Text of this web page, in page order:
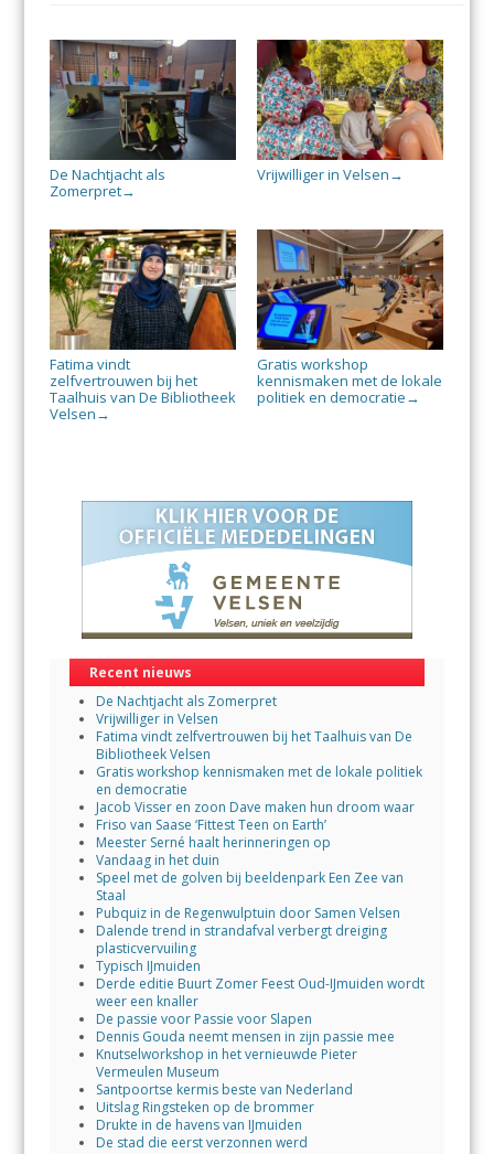
De Nachtjacht als
Zomerpret→
Vrijwilliger in Velsen →
Fatima vindt
zelfvertrouwen bij het
Taalhuis van De Bibliotheek
Velsen →
Gratis workshop
kennismaken met de lokale
politiek en democratie →
Recent nieuws
De Nachtjacht als Zomerpret
Vrijwilliger in Velsen
Fatima vindt zelfvertrouwen bij het Taalhuis van De
Bibliotheek Velsen
Gratis workshop kennismaken met de lokale politiek
en democratie
Jacob Visser en zoon Dave maken hun droom waar
Friso van Saase ‘Fittest Teen on Earth’
Meester Serné haalt herinneringen op
Vandaag in het duin
Speel met de golven bij beeldenpark Een Zee van
Staal
Pubquiz in de Regenwulptuin door Samen Velsen
Dalende trend in strandafval verbergt dreiging
plasticvervuiling
Typisch IJmuiden
Derde editie Buurt Zomer Feest Oud-IJmuiden wordt
weer een knaller
De passie voor Passie voor Slapen
Dennis Gouda neemt mensen in zijn passie mee
Knutselworkshop in het vernieuwde Pieter
Vermeulen Museum
Santpoortse kermis beste van Nederland
Uitslag Ringsteken op de brommer
Drukte in de havens van IJmuiden
De stad die eerst verzonnen werd